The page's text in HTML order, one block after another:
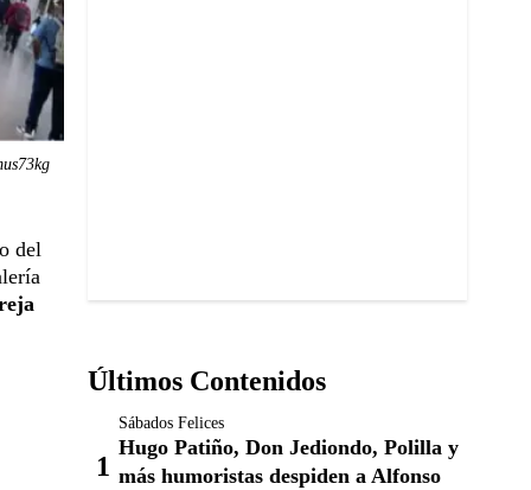
del
Últimos Contenidos
Sábados Felices
Hugo Patiño, Don Jediondo, Polilla y
más humoristas despiden a Alfonso